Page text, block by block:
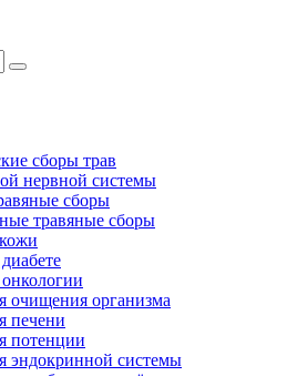
сборы трав
нервной системы
сборы
травяные сборы
очищения организма
печени
потенции
эндокринной системы